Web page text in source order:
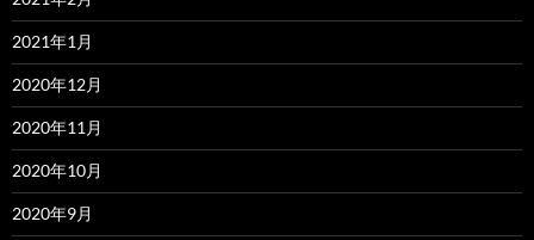
2021年1月
2020年12月
2020年11月
2020年10月
2020年9月